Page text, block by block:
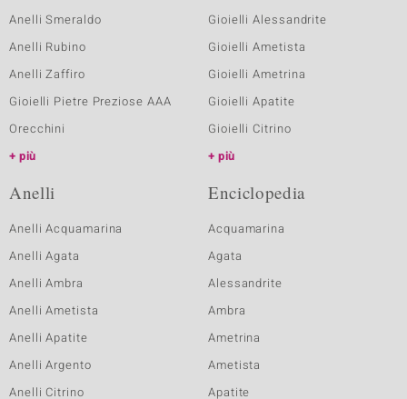
Anelli Smeraldo
Anelli Rubino
Anelli Zaffiro
Gioielli Pietre Preziose AAA
Orecchini
più
Gioielli Alessandrite
Gioielli Ametista
Gioielli Ametrina
Gioielli Apatite
Gioielli Citrino
più
Anelli
Anelli Acquamarina
Anelli Agata
Anelli Ambra
Anelli Ametista
Anelli Apatite
Anelli Argento
Anelli Citrino
Enciclopedia
Acquamarina
Agata
Alessandrite
Ambra
Ametrina
Ametista
Apatite